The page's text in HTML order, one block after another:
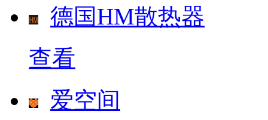
德国HM散热器
查看
爱空间